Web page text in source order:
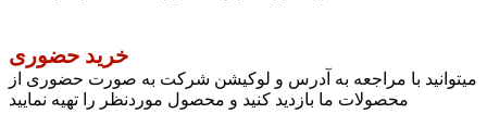
خرید حضوری
میتوانید با مراجعه به آدرس و لوکیشن شرکت به صورت حضوری از
محصولات ما بازدید کنید و محصول موردنظر را تهیه نمایید